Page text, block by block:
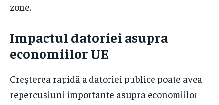
zone.
Impactul datoriei asupra
economiilor UE
Creșterea rapidă a datoriei publice poate avea
repercusiuni importante asupra economiilor